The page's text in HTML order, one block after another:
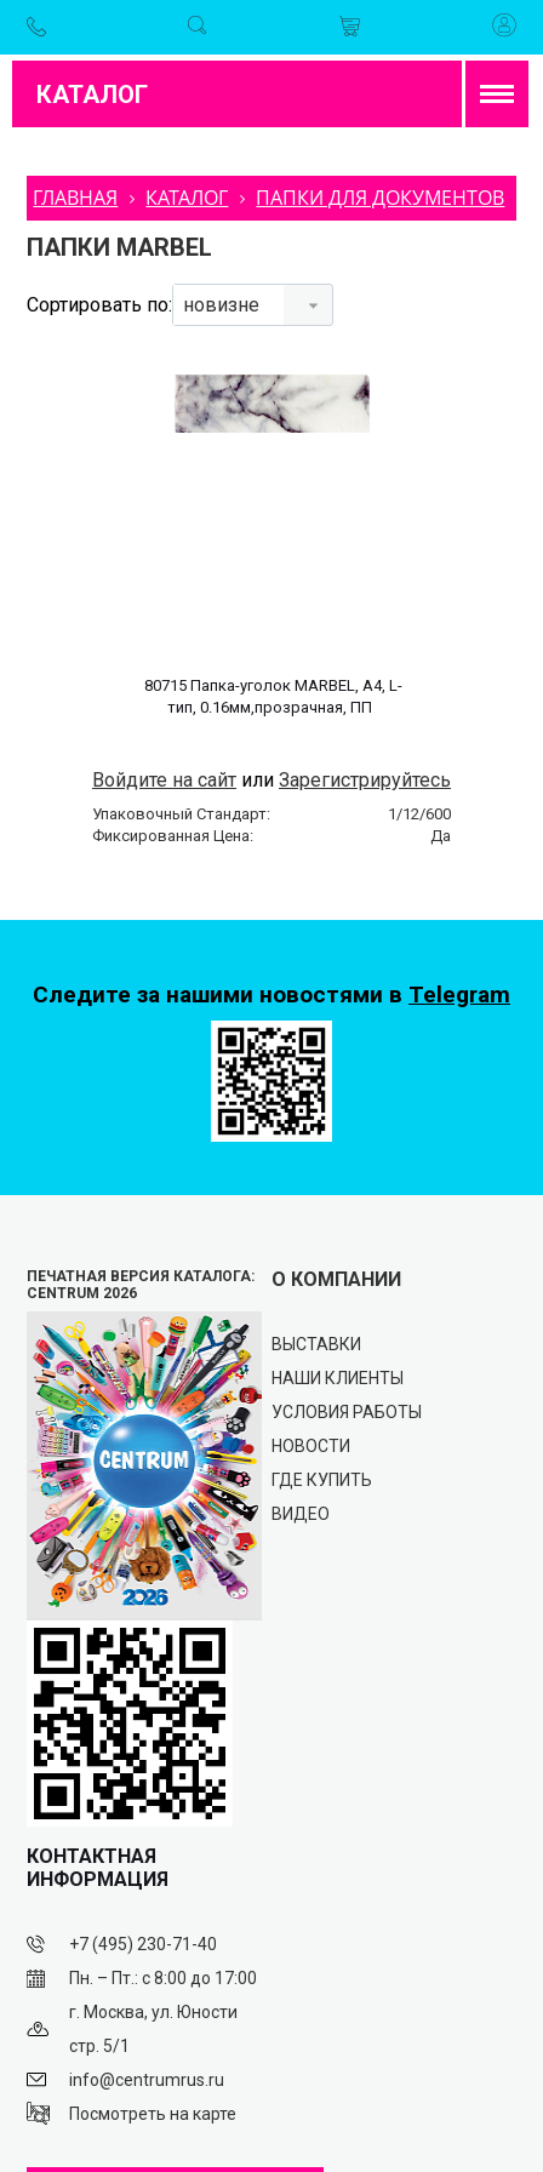
КАТАЛОГ
ГЛАВНАЯ КАТАЛОГ ПАПКИ ДЛЯ ДОКУМЕНТОВ
ПАПКИ MARBEL
Сортировать по: новизне
80715 Папка-уголок MARBEL, A4, L-
Войдите на сайт или Зарегистрируйтесь
Упаковочный Стандарт:
1/12/600
Фиксированная Цена:
Да
Следите за нашими новостями в Telegram
ПЕЧАТНАЯ ВЕРСИЯ КАТАЛОГА:
CENTRUM 2026
О КОМПАНИИ
ВЫСТАВКИ
НАШИ КЛИЕНТЫ
УСЛОВИЯ РАБОТЫ
НОВОСТИ
ГДЕ КУПИТЬ
ВИДЕО
КОНТАКТНАЯ
ИНФОРМАЦИЯ
+7 (495) 230-71-40
Пн. – Пт.: с 8:00 до 17:00
г. Москва, ул. Юности
стр. 5/1
info@centrumrus.ru
Посмотреть на карте